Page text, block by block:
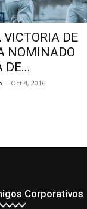
VICTORIA DE
NOMINADO
DE...
- Oct 4, 2016
Corporativos